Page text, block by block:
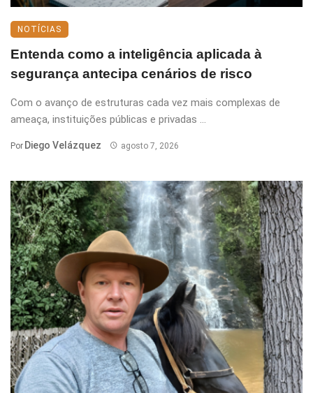
NOTÍCIAS
Entenda como a inteligência aplicada à
segurança antecipa cenários de risco
Com o avanço de estruturas cada vez mais complexas de
ameaça, instituições públicas e privadas ...
Por Diego Velázquez agosto 7, 2026